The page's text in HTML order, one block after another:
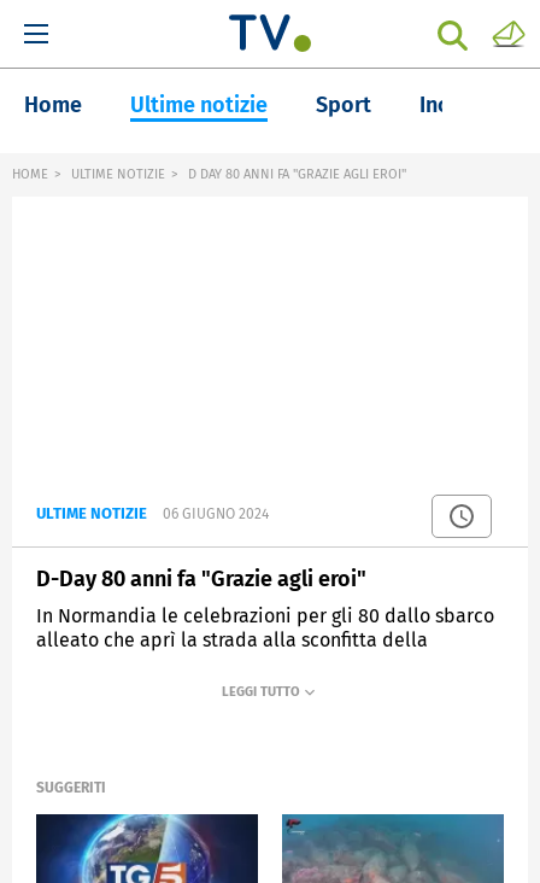
Home Ultime notizie Sport Inchieste
HOME ULTIME NOTIZIE D DAY 80 ANNI FA "GRAZIE AGLI EROI"
ULTIME NOTIZIE 06 GIUGNO 2024
D-Day 80 anni fa "Grazie agli eroi"
In Normandia le celebrazioni per gli 80 dallo sbarco
alleato che aprì la strada alla sconfitta della
SUGGERITI